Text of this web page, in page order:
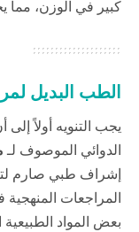
كبير في الوزن، مما
الطب البديل
يجب التنويه أولاً إلى
الدوائي الموصوف لـ
إشراف طبي صارم
بعض المواد